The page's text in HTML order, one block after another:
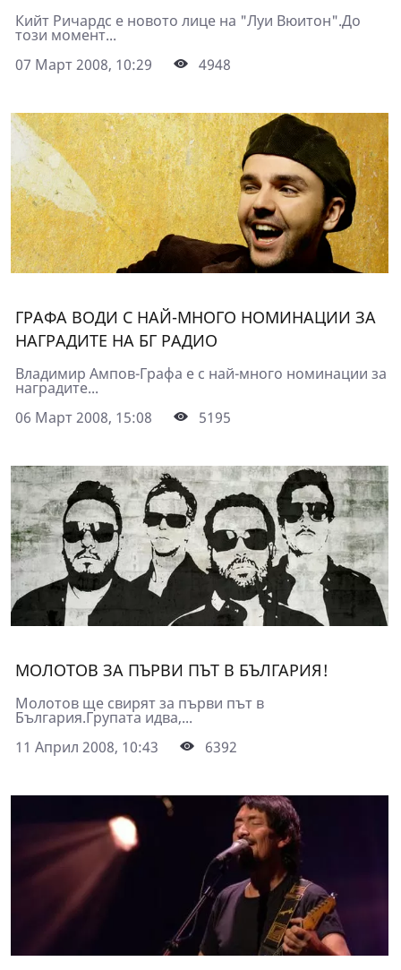
Кийт Ричардс е новото лице на "Луи Вюитон".До
този момент...
07 Март 2008, 10:29
4948
ГРАФА ВОДИ С НАЙ-МНОГО НОМИНАЦИИ ЗА
НАГРАДИТЕ НА БГ РАДИО
Владимир Ампов-Графа е с най-много номинации за
наградите...
06 Март 2008, 15:08
5195
МОЛОТОВ ЗА ПЪРВИ ПЪТ В БЪЛГАРИЯ!
Молотов ще свирят за първи път в
България.Групата идва,...
11 Април 2008, 10:43
6392